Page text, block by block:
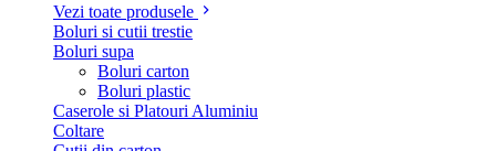
Vezi toate produsele
Boluri si cutii trestie
Boluri supa
Boluri carton
Boluri plastic
Caserole si Platouri Aluminiu
Coltare